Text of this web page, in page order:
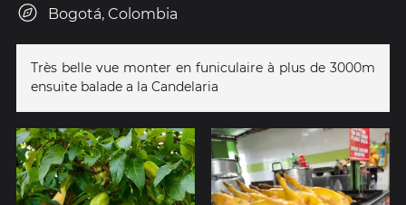
Bogotá, Colombia
Très belle vue monter en funiculaire à plus de 3000m
ensuite balade a la Candelaria